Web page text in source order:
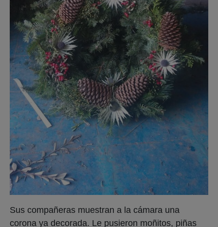
Sus compañeras muestran a la cámara una
corona ya decorada. Le pusieron moñitos, piñas